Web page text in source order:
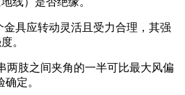
金具应转动灵活且受力合理，其强
。
两肢之间夹角的一半可比最大风偏
定。